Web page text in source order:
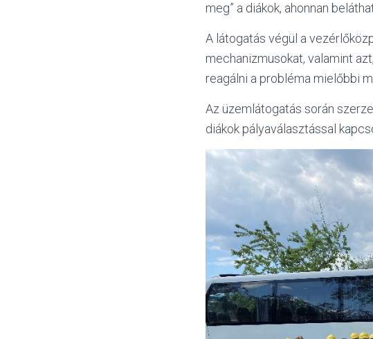
meg” a diákok, ahonnan
A látogatás végül a
mechanizmusokat, valamint
reagálni a probléma mielőbbi
Az üzemlátogatás során
diákok pályaválasztással